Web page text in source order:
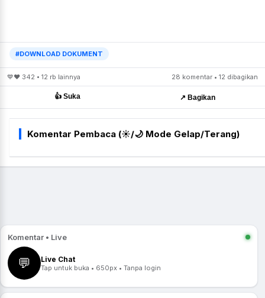
#DOWNLOAD DOKUMENT
💙❤️ 342 • 12 rb lainnya 28 komentar • 12 dibagikan
👍 Suka ↗️ Bagikan
Komentar Pembaca (☀️/🌙 Mode Gelap/Terang)
Komentar • Live
💬 Live Chat
Tap untuk buka • 650px • Tanpa login